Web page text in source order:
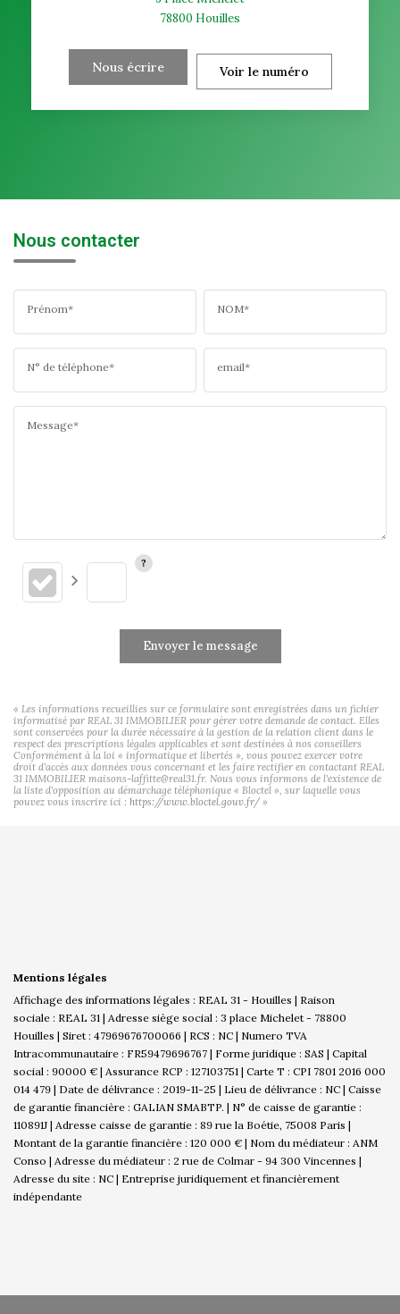
78800 Houilles
Nous écrire Voir le numéro
Nous contacter
Prénom* NOM*
N° de téléphone* email*
Message*
Envoyer le message
« Les informations recueillies sur ce formulaire sont enregistrées dans un fichier
informatisé par REAL 31 IMMOBILIER pour gérer votre demande de contact. Elles
sont conservées pour la durée nécessaire à la gestion de la relation client dans le
respect des prescriptions légales applicables et sont destinées à nos conseillers
Conformément à la loi « informatique et libertés », vous pouvez exercer votre
droit d'accès aux données vous concernant et les faire rectifier en contactant REAL
31 IMMOBILIER maisons-laffitte@real31.fr. Nous vous informons de l'existence de
la liste d'opposition au démarchage téléphonique « Bloctel », sur laquelle vous
pouvez vous inscrire ici : https://www.bloctel.gouv.fr/ »
Mentions légales
Affichage des informations légales : REAL 31 - Houilles | Raison
sociale : REAL 31 | Adresse siège social : 3 place Michelet - 78800
Houilles | Siret : 47969676700066 | RCS : NC | Numero TVA
Intracommunautaire : FR59479696767 | Forme juridique : SAS | Capital
social : 90000 € | Assurance RCP : 127103751 | Carte T : CPI 7801 2016 000
014 479 | Date de délivrance : 2019-11-25 | Lieu de délivrance : NC | Caisse
de garantie financière : GALIAN SMABTP. | N° de caisse de garantie :
110891J | Adresse caisse de garantie : 89 rue la Boétie, 75008 Paris |
Montant de la garantie financière : 120 000 € | Nom du médiateur : ANM
Conso | Adresse du médiateur : 2 rue de Colmar - 94 300 Vincennes |
Adresse du site : NC | Entreprise juridiquement et financièrement
indépendante